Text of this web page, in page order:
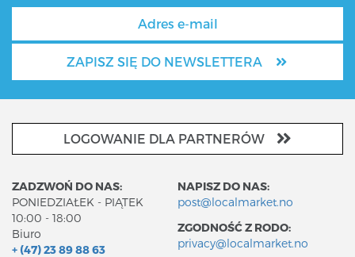
ZAPISZ SIĘ DO NEWSLETTERA
LOGOWANIE DLA PARTNERÓW
ZADZWOŃ DO NAS:
PONIEDZIAŁEK - PIĄTEK
10:00 - 18:00
Biuro
+ (47) 23 89 88 63
NAPISZ DO NAS:
post@localmarket.no
ZGODNOŚĆ Z RODO:
privacy@localmarket.no